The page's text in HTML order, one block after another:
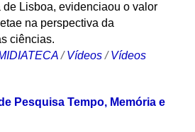
de Lisboa, evidenciaou o valor
na perspectiva da
ciências.
/ Vídeos / Vídeos
Pesquisa Tempo, Memória e